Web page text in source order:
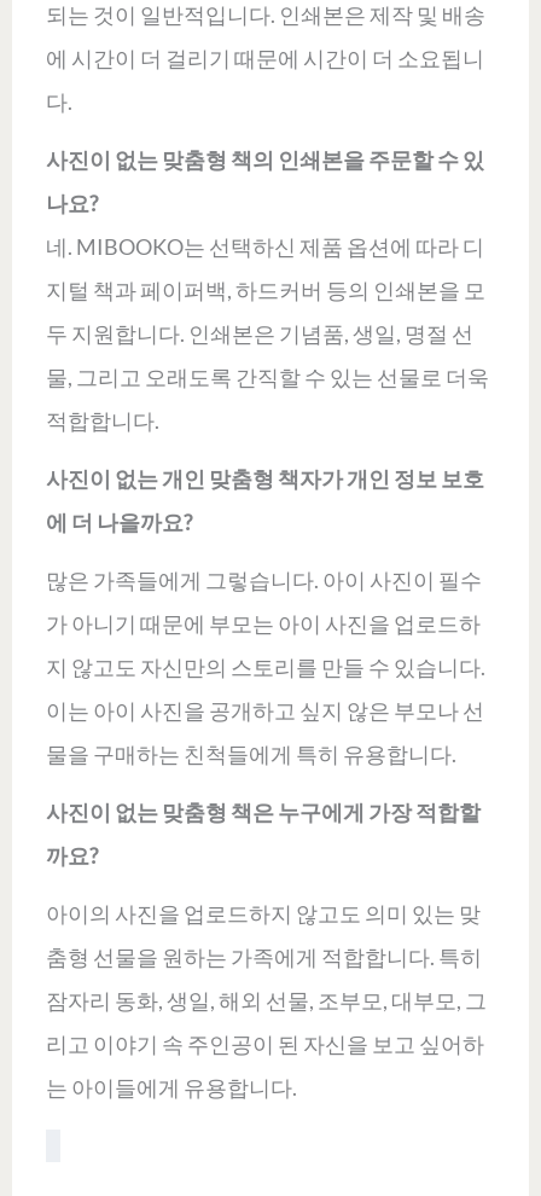
되는 것이 일반적입니다. 인쇄본은 제작 및 배송
에 시간이 더 걸리기 때문에 시간이 더 소요됩니
다.
사진이 없는 맞춤형 책의 인쇄본을 주문할 수 있
나요?
네. MIBOOKO는 선택하신 제품 옵션에 따라 디
지털 책과 페이퍼백, 하드커버 등의 인쇄본을 모
두 지원합니다. 인쇄본은 기념품, 생일, 명절 선
물, 그리고 오래도록 간직할 수 있는 선물로 더욱
적합합니다.
사진이 없는 개인 맞춤형 책자가 개인 정보 보호
에 더 나을까요?
많은 가족들에게 그렇습니다. 아이 사진이 필수
가 아니기 때문에 부모는 아이 사진을 업로드하
지 않고도 자신만의 스토리를 만들 수 있습니다.
이는 아이 사진을 공개하고 싶지 않은 부모나 선
물을 구매하는 친척들에게 특히 유용합니다.
사진이 없는 맞춤형 책은 누구에게 가장 적합할
까요?
아이의 사진을 업로드하지 않고도 의미 있는 맞
춤형 선물을 원하는 가족에게 적합합니다. 특히
잠자리 동화, 생일, 해외 선물, 조부모, 대부모, 그
리고 이야기 속 주인공이 된 자신을 보고 싶어하
는 아이들에게 유용합니다.